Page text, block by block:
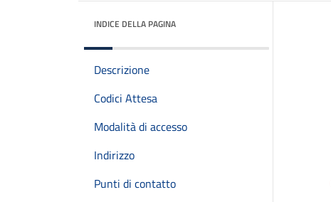
INDICE DELLA PAGINA
Descrizione
Codici Attesa
Modalità di accesso
Indirizzo
Punti di contatto